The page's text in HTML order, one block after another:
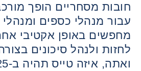
חובות מסחריים הופך
עבור מנהלי כספים
מחפשים באופן אקטיבי
לחזות ולנהל סיכונים